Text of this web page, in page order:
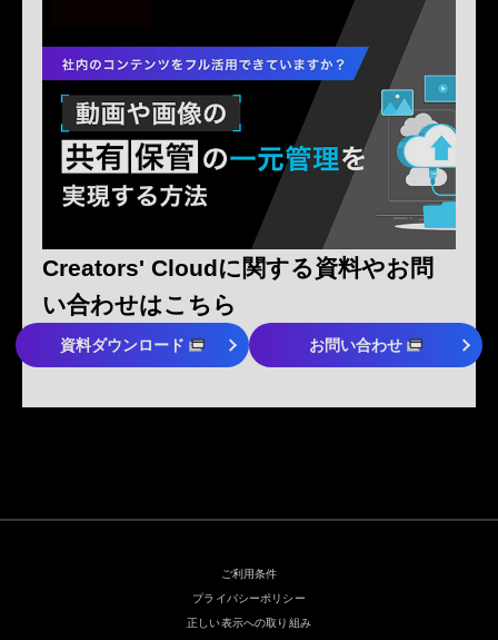
Creators' Cloudに関する資料やお問
い合わせはこちら
資料ダウンロード お問い合わせ
ご利用条件
プライバシーポリシー
正しい表示への取り組み